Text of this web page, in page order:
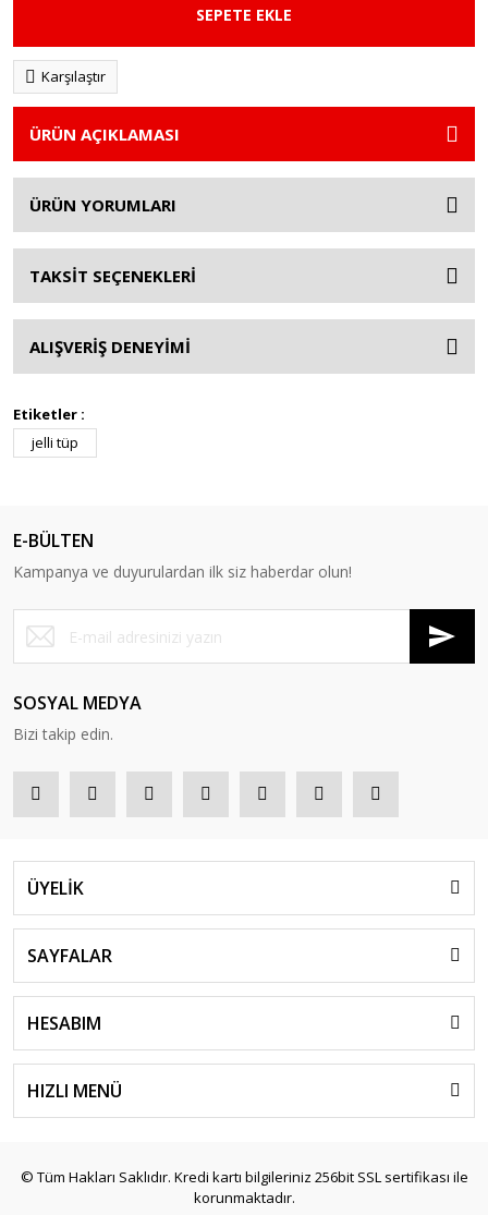
SEPETE EKLE
Karşılaştır
ÜRÜN AÇIKLAMASI
ÜRÜN YORUMLARI
TAKSİT SEÇENEKLERİ
ALIŞVERİŞ DENEYİMİ
Etiketler :
jelli tüp
E-BÜLTEN
Kampanya ve duyurulardan ilk siz haberdar olun!
SOSYAL MEDYA
Bizi takip edin.
ÜYELİK
SAYFALAR
HESABIM
HIZLI MENÜ
© Tüm Hakları Saklıdır. Kredi kartı bilgileriniz 256bit SSL sertifikası ile
korunmaktadır.